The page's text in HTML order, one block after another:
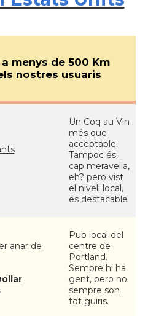
menys de 500 Km
nostres usuaris
Un Coq au Vin
més que
acceptable.
Tampoc és
cap meravella,
eh? pero vist
el nivell local,
es destacable
anar de
Pub local del
centre de
Portland.
Sempre hi ha
gent, pero no
sempre son
tot guiris.